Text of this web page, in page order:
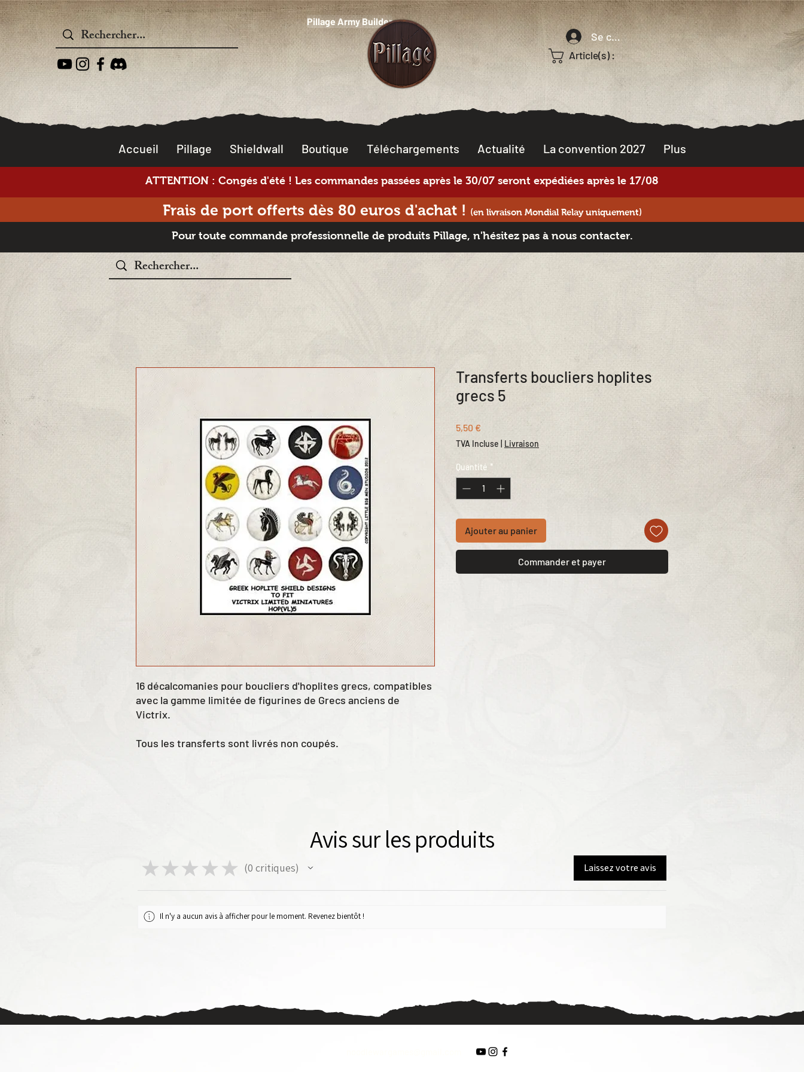
Pillage Army Builder
Se connecter
Article(s) :
Accueil Pillage Shieldwall Boutique Téléchargements Actualité La convention 2027 Plus
ATTENTION : Congés d'été ! Les commandes passées après le 30/07 seront expédiées après le 17/08
Frais de port offerts dès 80 euros d'achat ! (en livraison Mondial Relay uniquement)
Pour toute commande professionnelle de produits Pillage, n'hésitez pas à nous contacter.
16 décalcomanies pour boucliers d'hoplites grecs, compatibles
avec la gamme limitée de figurines de Grecs anciens de
Victrix.
Tous les transferts sont livrés non coupés.
Transferts boucliers hoplites
grecs 5
5,50 €
TVA Incluse Livraison
Quantité *
Ajouter au panier
Commander et payer
Avis sur les produits
★ ★ ★ ★ ★ 0 critiques
0 Laissez votre avis
Il n'y a aucun avis à afficher pour le moment. Revenez bientôt !